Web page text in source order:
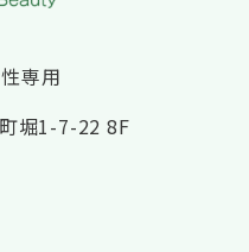
専用
堀1-7-22 8F